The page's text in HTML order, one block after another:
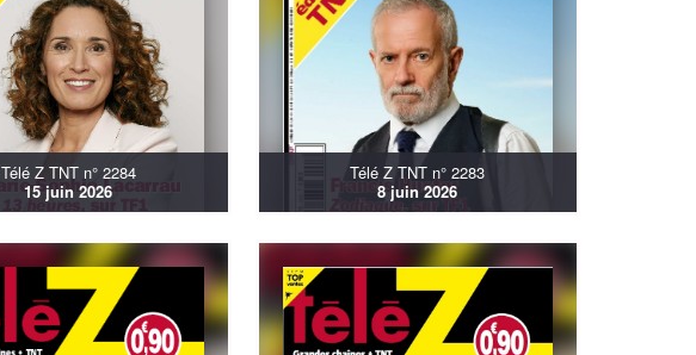
Télé Z TNT n° 2284
15 juin 2026
Télé Z TNT n° 2283
8 juin 2026